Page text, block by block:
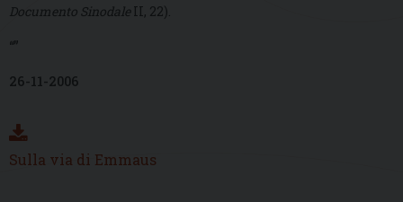
Documento SinodaleII, 22).
“”
26-11-2006
Sulla via di Emmaus